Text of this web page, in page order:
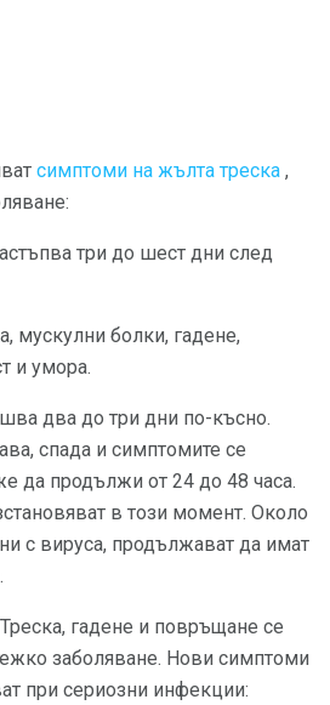
симптоми на жълта треска ,
три до шест дни след
мускулни болки, гадене,
и умора.
два до три дни по-късно.
спада и симптомите се
да продължи от 24 до 48 часа.
в този момент. Около
с вируса, продължават да имат
гадене и повръщане се
заболяване. Нови симптоми
при сериозни инфекции: